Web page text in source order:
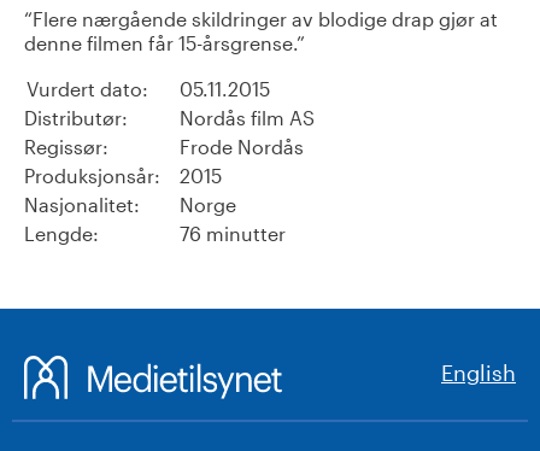
Flere nærgående skildringer av blodige drap gjør at
denne filmen får 15-årsgrense.
Vurdert dato:
05.11.2015
Distributør:
Nordås film AS
Regissør:
Frode Nordås
Produksjonsår:
2015
Nasjonalitet:
Norge
Lengde:
76 minutter
English